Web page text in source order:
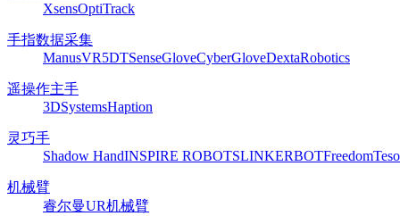
XsensOptiTrack
手指数据采集
ManusVR5DTSenseGloveCyberGloveDextaRobotics
遥操作主手
3DSystemsHaption
灵巧手
Shadow HandINSPIRE ROBOTSLINKERBOTFreedom
机械臂
睿尔曼UR机械臂